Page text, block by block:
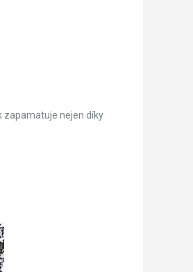
zapamatuje nejen díky